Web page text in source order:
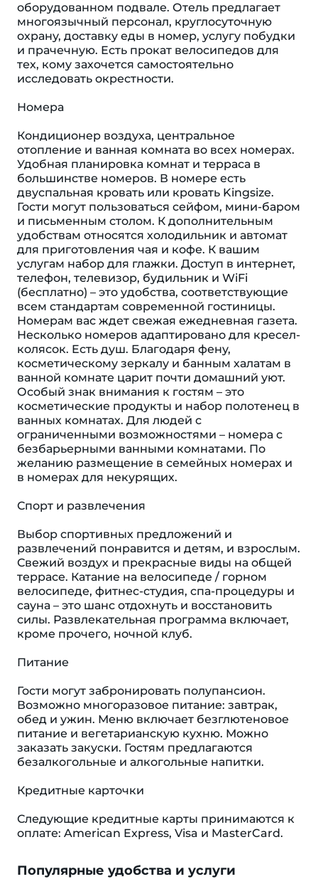
оборудованном подвале. Отель предлагает
многоязычный персонал, круглосуточную
охрану, доставку еды в номер, услугу побудки
и прачечную. Есть прокат велосипедов для
тех, кому захочется самостоятельно
исследовать окрестности.
Номера
Кондиционер воздуха, центральное
отопление и ванная комната во всех номерах.
Удобная планировка комнат и терраса в
большинстве номеров. В номере есть
двуспальная кровать или кровать Kingsize.
Гости могут пользоваться сейфом, мини-баром
и письменным столом. К дополнительным
удобствам относятся холодильник и автомат
для приготовления чая и кофе. К вашим
услугам набор для глажки. Доступ в интернет,
телефон, телевизор, будильник и WiFi
(бесплатно) – это удобства, соответствующие
всем стандартам современной гостиницы.
Номерам вас ждет свежая ежедневная газета.
Несколько номеров адаптировано для кресел-
колясок. Eсть душ. Благодаря фену,
косметическому зеркалу и банным халатам в
ванной комнате царит почти домашний уют.
Особый знак внимания к гостям – это
косметические продукты и набор полотенец в
ванных комнатах. Для людей с
ограниченными возможностями – номера с
безбарьерными ванными комнатами. По
желанию размещение в семейных номерах и
в номерах для некурящих.
Спорт и развлечения
Выбор спортивных предложений и
развлечений понравится и детям, и взрослым.
Свежий воздух и прекрасные виды на общей
террасе. Катание на велосипеде / горном
велосипеде, фитнес-студия, спа-процедуры и
сауна – это шанс отдохнуть и восстановить
силы. Развлекательная программа включает,
кроме прочего, ночной клуб.
Питание
Гости могут забронировать полупансион.
Возможно многоразовое питание: завтрак,
обед и ужин. Меню включает безглютеновое
питание и вегетарианскую кухню. Можно
заказать закуски. Гостям предлагаются
безалкогольные и алкогольные напитки.
Кредитные карточки
Следующие кредитные карты принимаются к
оплате: American Express, Visa и MasterCard.
Популярные удобства и услуги